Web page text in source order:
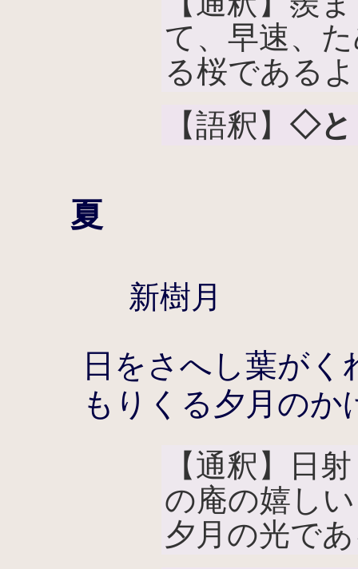
て、早速、
る桜である
【語釈】 ◇と
夏
新樹月
日をさへし葉がく
もりくる夕月のか
【通釈】日
の庵の嬉し
夕月の光で